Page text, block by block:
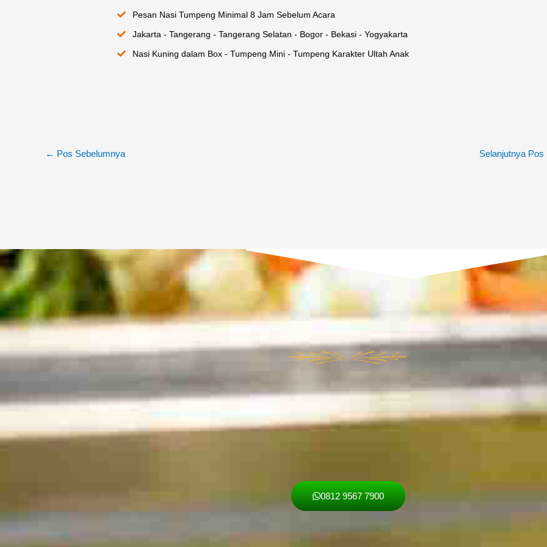
Pesan Nasi Tumpeng Minimal 8 Jam Sebelum Acara
Jakarta - Tangerang - Tangerang Selatan - Bogor - Bekasi - Yogyakarta
Nasi Kuning dalam Box - Tumpeng Mini - Tumpeng Karakter Ultah Anak
← Pos Sebelumnya Selanjutnya Pos
0812 9567 7900